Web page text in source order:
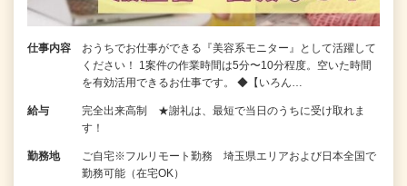
仕事内容
おうちでお仕事ができる『美容系モニター』として活躍して
ください！ 1案件の作業時間は5分〜10分程度。空いた時間
を有効活用できるお仕事です。 ◆【いろん…
給与
完全出来高制 ★謝礼は、最短で当日のうちに受け取れま
す！
勤務地
ご自宅※フルリモート勤務 埼玉県エリアおよび日本全国で
勤務可能（在宅OK）